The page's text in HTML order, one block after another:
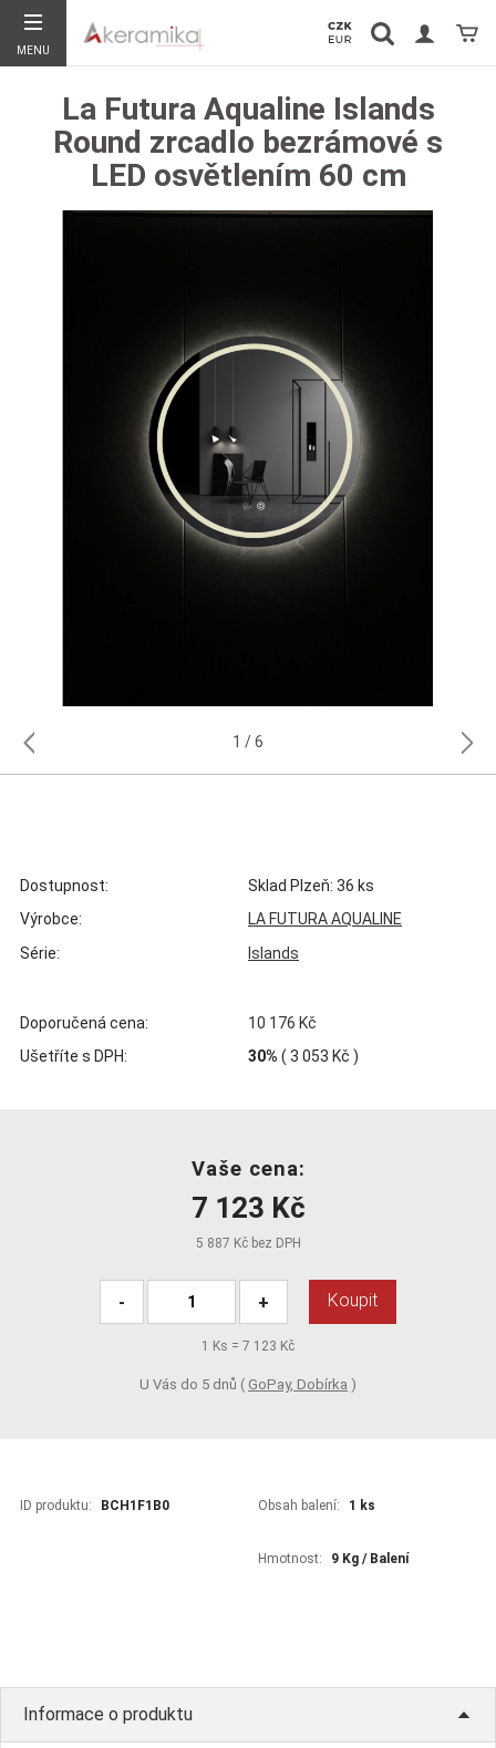
MENU
Vyhledávání Košík
La Futura Aqualine Islands
Round zrcadlo bezrámové s
LED osvětlením 60 cm
1 6
Dostupnost:
Sklad Plzeň: 36 ks
Výrobce:
LA FUTURA AQUALINE
Série:
Islands
Doporučená cena:
10 176 Kč
Ušetříte s DPH:
30% ( 3 053 Kč )
Vaše cena:
7 123 Kč
5 887 Kč bez DPH
- + Koupit
1 Ks = 7 123 Kč
U Vás do 5 dnů ( GoPay, Dobírka )
ID produktu: BCH1F1B0 Obsah balení: 1 ks
Hmotnost: 9 Kg / Balení
Informace o produktu